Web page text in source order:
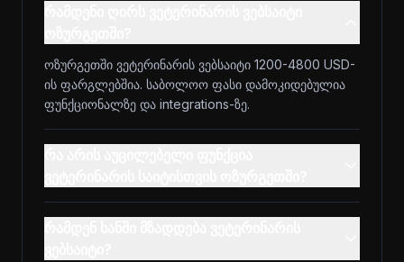
ოზურგეთში ვეტერინარის ვებსაიტი 1200-4800 USD-
ის ფარგლებშია. საბოლოო ფასი დამოკიდებულია
ფუნქციონალზე და integrations-ზე.